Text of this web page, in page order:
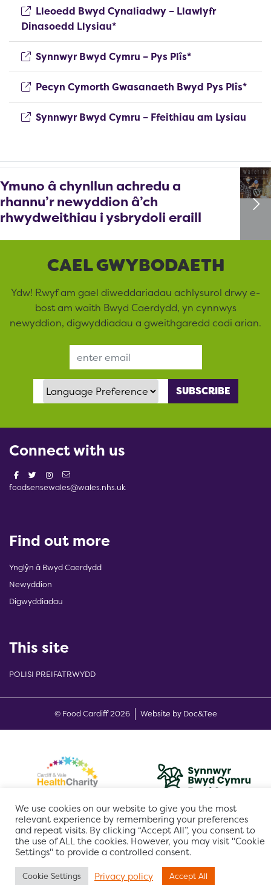
Lleoedd Bwyd Cynaliadwy – Llawlyfr
Dinasoedd Llysiau*(opens new window)
Synnwyr Bwyd Cymru – Pys Plîs*(opens new
Pecyn Cymorth Gwasanaeth Bwyd Pys Plîs*
Synnwyr Bwyd Cymru – Ffeithiau am Lysiau
Ymuno â chynllun achredu a
rhannu’r newyddion â’ch
rhwydweithiau i ysbrydoli eraill
CAEL GWYBODAETH
Ydw! Rwyf am gael diweddariadau achlysurol drwy e-
bost am waith Bwyd Caerdydd, yn cynnwys
newyddion, digwyddiadau a gweithgaredd codi arian.
Language Preference
Connect with us
foodsensewales@wales.nhs.uk
Find out more
Ynglŷn â Bwyd Caerdydd
Newyddion
Digwyddiadau
This site
POLISI PREIFATRWYDD
© Food Cardiff 2026 Website by Doc&Tee(opens new
We use cookies on our website to give you the most
relevant experience by remembering your preferences
and repeat visits. By clicking “Accept All”, you consent to
the use of ALL the cookies. However, you may visit "Cookie
Settings" to provide a controlled consent.
Cookie Settings Privacy policy Accept All